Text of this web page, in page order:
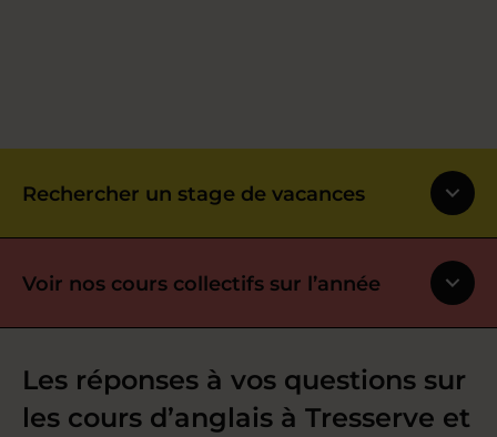
Rechercher un stage de vacances
Voir nos cours collectifs sur l’année
Les réponses à vos questions sur
les cours d’anglais à Tresserve et